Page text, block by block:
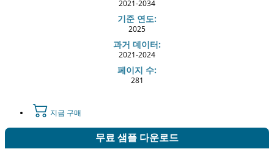
2021-2034
기준 연도:
2025
과거 데이터:
2021-2024
페이지 수:
281
지금 구매
무료 샘플 다운로드